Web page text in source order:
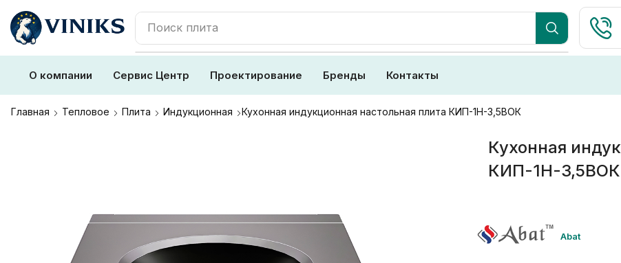
Поиск плита
О компании Сервис Центр Проектирование Бренды Контакты
Главная Тепловое Плита Индукционная Кухонная индукционная настольная плита КИП-1Н-3,5ВОК
Кухонная
КИП-1Н-3,5ВОК
Abat